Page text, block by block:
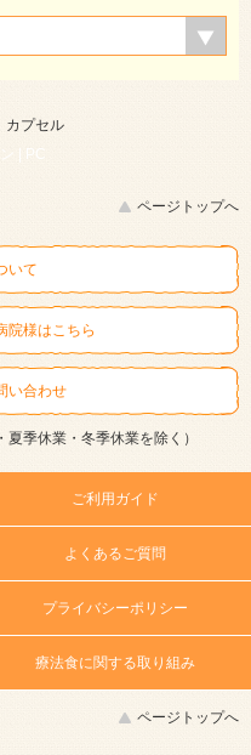
カプセル
|
PC
ページトップへ
いて
院様はこちら
い合わせ
夏季休業・冬季休業を除く）
ご利用ガイド
よくあるご質問
プライバシーポリシー
療法食に関する取り組み
ページトップへ